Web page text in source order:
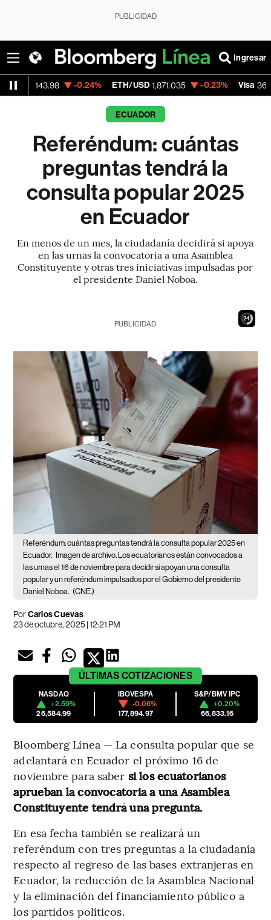
PUBLICIDAD
Ingresar
-0.24% ETH/USD 1,871.035 -0.23% Visa 369.59
ECUADOR
Referéndum: cuántas
preguntas tendrá la
consulta popular 2025
en Ecuador
En menos de un mes, la ciudadanía decidirá si apoya
en las urnas la convocatoria a una Asamblea
Constituyente y otras tres iniciativas impulsadas por
el presidente Daniel Noboa.
22
PUBLICIDAD
Referéndum: cuántas preguntas tendrá la consulta popular 2025 en
Ecuador. Imagen de archivo. Los ecuatorianos están convocados a
las urnas el 16 de noviembre para decidir si apoyan una consulta
popular y un referéndum impulsados por el Gobierno del presidente
Daniel Noboa. (CNE.)
PorCarlos Cuevas
23 de octubre, 2025 | 12:21 PM
ÚLTIMAS COTIZACIONES
NASDAQ
+2.59%
26,584.99
IBOVESPA
-0.06%
177,894.97
S&P/BMV IPC
+0.20%
66,833.16
Bloomberg Línea — La consulta popular que se
adelantará en Ecuador el próximo 16 de
noviembre para saber si los ecuatorianos
aprueban la convocatoria a una Asamblea
Constituyente tendrá una pregunta.
En esa fecha también se realizará un
referéndum con tres preguntas a la ciudadanía
respecto al regreso de las bases extranjeras en
Ecuador, la reducción de la Asamblea Nacional
y la eliminación del financiamiento público a
los partidos políticos.